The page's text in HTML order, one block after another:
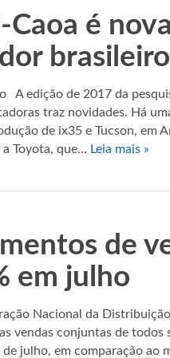
Caoa é
brasileiro
A edição de 2017 da
traz novidades. Há
de ix35 e Tucson, em
a Toyota, que… Leia mais »
de
em julho
Nacional da
vendas conjuntas de
de julho, em comparação